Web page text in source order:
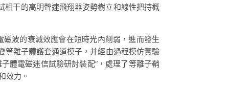
干的高明聲速飛翔器姿勢樹立和線性把持概
波的衰減效應會在短時光內削弱，進而發生
等離子體護套通道模子，并經由過程模仿實驗
體電磁迷信試驗研討裝配”，處理了等離子鞘
效力。